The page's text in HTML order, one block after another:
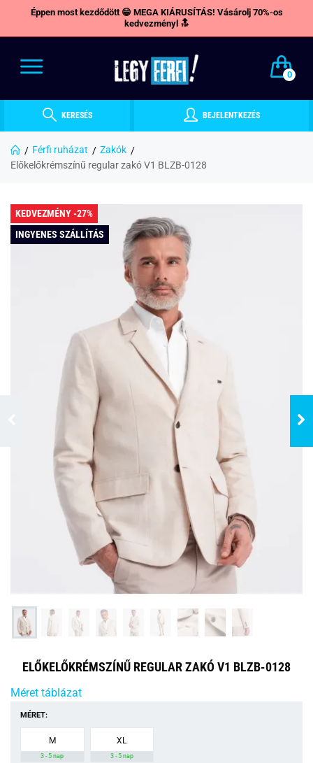
Éppen most kezdődött 😁 MEGA KIÁRUSÍTÁS! Vásárolj 70%-os
kedvezményl 🔝
0
KERESÉS BEJELENTKEZÉS
Férfi ruházat
Zakók
Előkelőkrémszínű regular zakó V1 BLZB-0128
KEDVEZMÉNY -27%
INGYENES SZÁLLÍTÁS
ELŐKELŐKRÉMSZÍNŰ REGULAR ZAKÓ V1 BLZB-0128
Méret táblázat
MÉRET:
M
3 - 5 nap
XL
3 - 5 nap